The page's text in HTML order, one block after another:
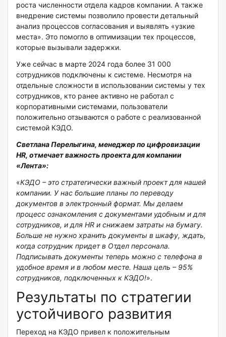
роста численности отдела кадров компании. А также
внедрение системы позволило провести детальный
анализ процессов согласования и выявлять «узкие
места». Это помогло в оптимизации тех процессов,
которые вызывали задержки.
Уже сейчас в марте 2024 года более 31 000
сотрудников подключены к системе. Несмотря на
отдельные сложности в использовании системы у тех
сотрудников, кто ранее активно не работал с
корпоративными системами, пользователи
положительно отзываются о работе с реализованной
системой КЭДО.
Светлана Перелыгина, менеджер по цифровизации
HR, отмечает важность проекта для компании
«Лента»:
«КЭДО – это стратегически важный проект для нашей
компании. У нас большие планы по переводу
документов в электронный формат. Мы делаем
процесс ознакомления с документами удобным и для
сотрудников, и для HR и снижаем затраты на бумагу.
Больше не нужно хранить документы в шкафу, ждать,
когда сотрудник придет в Отдел персонала.
Подписывать документы теперь можно с телефона в
удобное время и в любом месте. Наша цель – 95%
сотрудников, подключенных к КЭДО!».
Результаты по стратегии
устойчивого развития
Переход на КЭДО привел к положительным